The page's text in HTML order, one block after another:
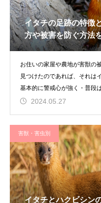
イタチの足跡の特徴
方や被害を防ぐ方法
お住いの家屋や農地が害獣の
見つけたのであれば、それは
基本的に警戒心が強く・普段
め、被害内
2024.05.27
害獣・害虫別
イタチとハクビシン